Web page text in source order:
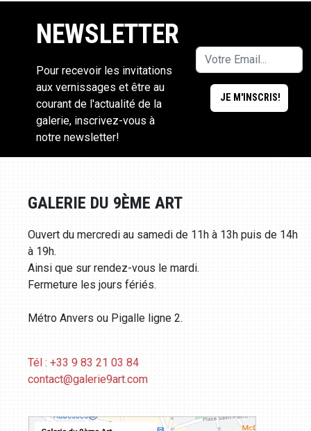
NEWSLETTER
Pour recevoir les invitations
aux vernissages et être au
courant de l'actualité de la
galerie, inscrivez-vous à
notre newsletter!
GALERIE DU 9ÈME ART
Ouvert du mercredi au samedi de 11h à 13h puis de 14h
à 19h.
Ainsi que sur rendez-vous le mardi.
Fermeture les jours fériés.
Métro Anvers ou Pigalle ligne 2.
Tél : +33 9 83 21 03 84
contact@galerie9art.com